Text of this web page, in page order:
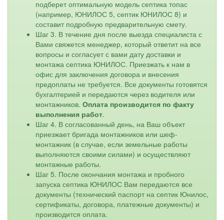
подберет оптимальную модель септика топас
(например, ЮНИЛОС 5, септик ЮНИЛОС 8) и
составит подробную предварительную смету.
Шаг 3. В течение дня после выезда специалиста с
Вами свяжется менеджер, который ответит на все
вопросы и согласует с вами дату доставки и
монтажа септика ЮНИЛОС. Приезжать к нам в
офис для заключения договора и внесения
предоплаты не требуется. Все документы готовятся
бухгалтерией и передаются через водителя или
монтажников. Оплата производится по факту
выполнения работ.
Шаг 4. В согласованный день, на Ваш объект
приезжает бригада монтажников или шеф-
монтажник (в случае, если земельные работы
выполняются своими силами) и осуществляют
монтажные работы.
Шаг 5. После окончания монтажа и пробного
запуска септика ЮНИЛОС Вам передаются все
документы (технический паспорт на септик Юнилос,
сертификаты, договора, платежные документы) и
производится оплата.